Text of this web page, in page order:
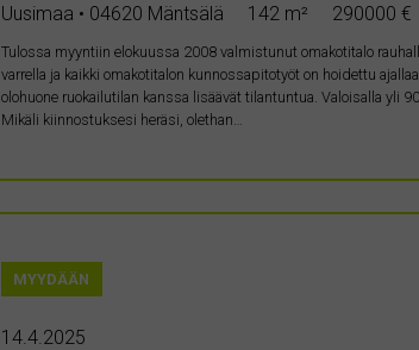
Uusimaa • 04620 Mäntsälä 142 m² 290000 €
Tulossa myyntiin elokuussa 2008 valmistunut omakotitalo
varrella ja kaikki omakotitalon kunnossapitotyöt on hoidettu
olohuone ruokailutilan kanssa lisäävät tilantuntua. Valoisalla yli
Mikäli kiinnostuksesi heräsi, olethan…
MYYDÄÄN
14.4.2025